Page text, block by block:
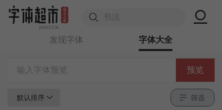
发现字体 字体大全
预览
默认排序 筛选